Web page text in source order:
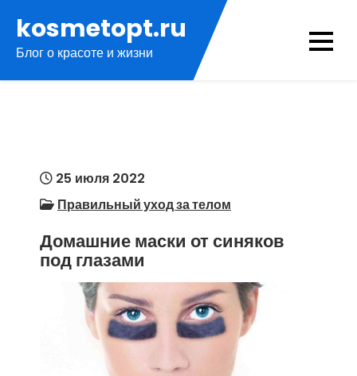
содержимому
kosmetopt.ru
Блог о красоте и жизни
25 июля 2022
Правильный уход за телом
Домашние маски от синяков
под глазами